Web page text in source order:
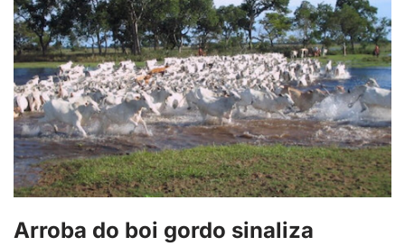
Arroba do boi gordo sinaliza